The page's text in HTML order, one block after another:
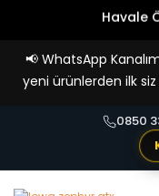
Havale
📢 WhatsApp
yeni ürünlerden ilk
0850